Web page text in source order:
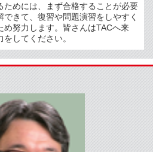
ためには、まず合格することが必要
きて、復習や問題演習をしやすく
め努力します。皆さんはTACへ来
してください。